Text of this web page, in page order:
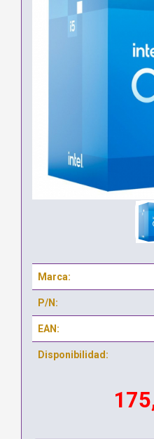
Marca:
P/N:
EAN:
Disponibilidad: